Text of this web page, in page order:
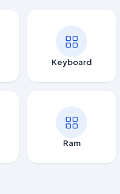
Keyboard
Ram